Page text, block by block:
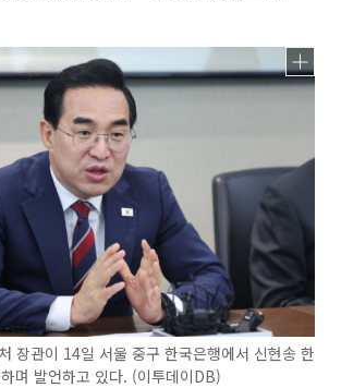
장관이 14일 서울 중구 한국은행에서 신현송 한
며 발언하고 있다. (이투데이DB)